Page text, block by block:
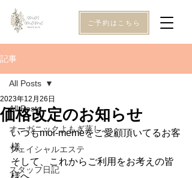
ご予約はこちら
記事
All Posts
オーガニックよもぎ蒸し
フェイシャルエステ
スタッフ日記
All Posts
価格改定のお知らせ
2023年12月26日
いつもmoi-memeをご愛顧頂いてるお客
様
そして、これからご利用をお考えの皆
様へ